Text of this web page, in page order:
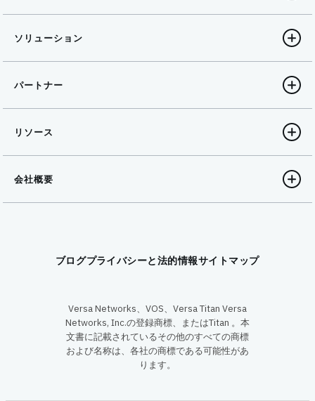
ソリューション
パートナー
リソース
会社概要
ブログプライバシーと法的情報サイトマップ
Versa Networks、VOS、Versa Titan Versa
Networks, Inc.の登録商標、またはTitan 。本
文書に記載されているその他のすべての商標
および名称は、各社の商標である可能性があ
ります。